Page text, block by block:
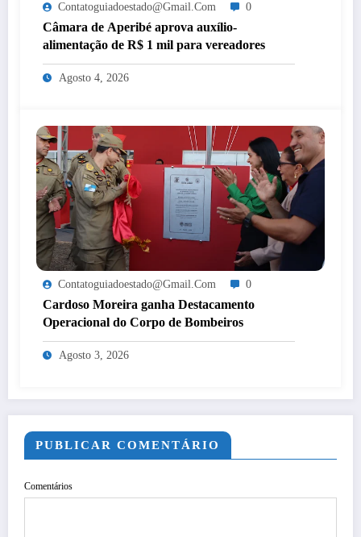
Contatoguiadoestado@gmail.com 0
Câmara de Aperibé aprova auxílio-
alimentação de R$ 1 mil para vereadores
Agosto 4, 2026
Contatoguiadoestado@gmail.com 0
Cardoso Moreira ganha Destacamento
Operacional do Corpo de Bombeiros
Agosto 3, 2026
PUBLICAR COMENTÁRIO
Comentários